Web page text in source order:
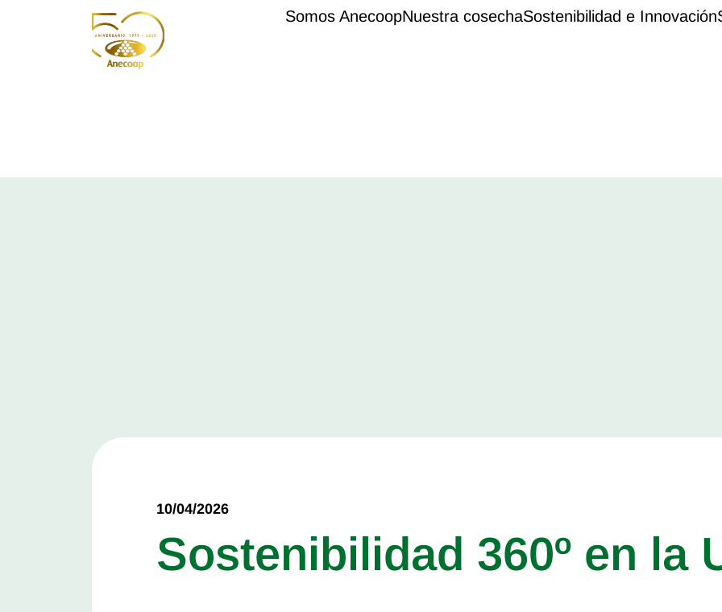
Somos AnecoopNuestra cosechaSostenibilidad e Innovación
10/04/2026
Sostenibilidad 360º en la